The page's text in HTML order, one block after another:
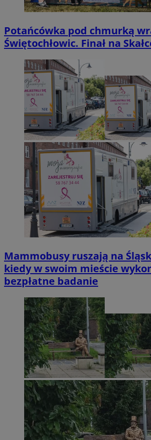
Potańcówka pod chmurką
Świętochłowic. Finał na
Mammobusy ruszają na
kiedy w swoim mieście
bezpłatne badanie